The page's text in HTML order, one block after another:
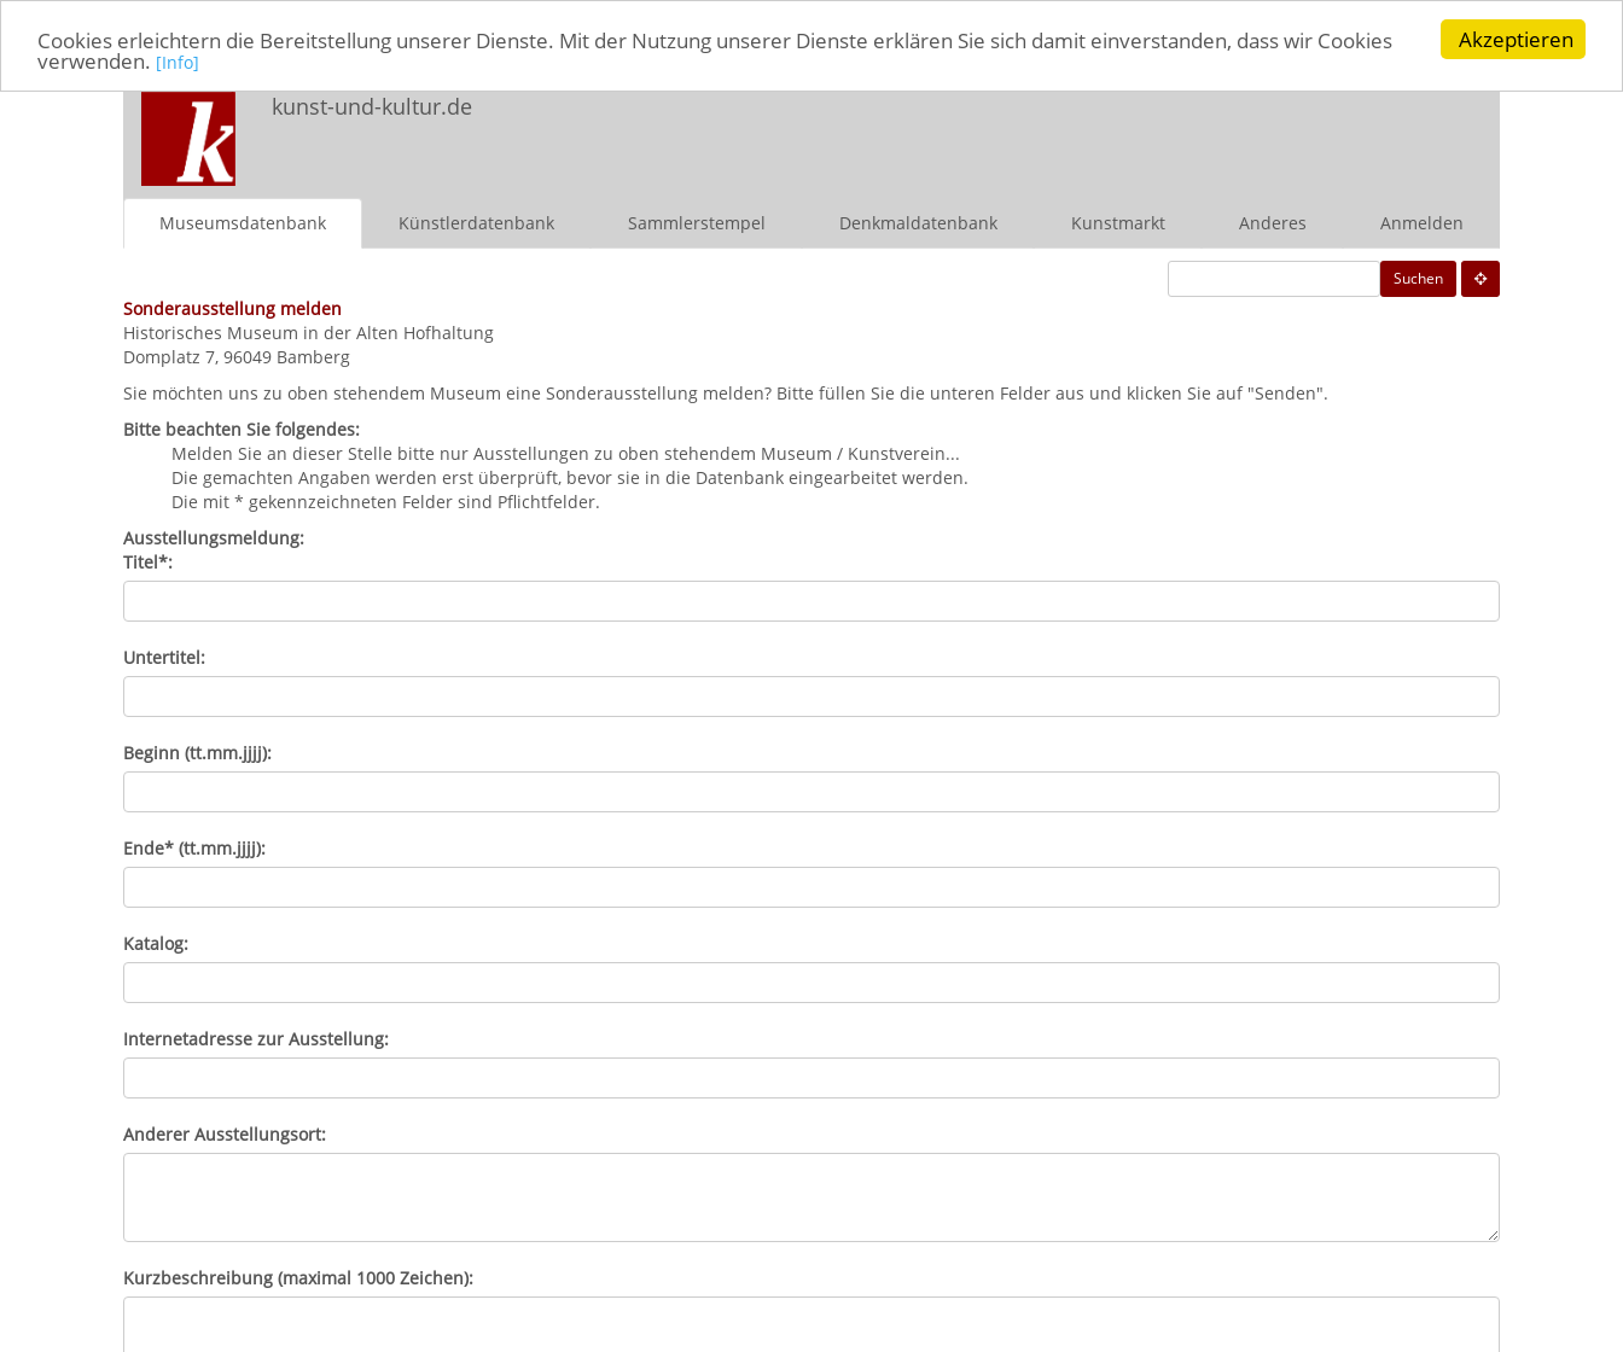
Akzeptieren
Cookies erleichtern die Bereitstellung unserer Dienste. Mit der Nutzung unserer Dienste erklären Sie sich damit einverstanden, dass wir Cookies
verwenden. [Info]
kunst-und-kultur.de
Museumsdatenbank Künstlerdatenbank Sammlerstempel Denkmaldatenbank Kunstmarkt Anderes Anmelden
Suchen
Sonderausstellung melden
Historisches Museum in der Alten Hofhaltung
Domplatz 7, 96049 Bamberg
Sie möchten uns zu oben stehendem Museum eine Sonderausstellung melden? Bitte füllen Sie die unteren Felder aus und klicken Sie auf "Senden".
Bitte beachten Sie folgendes:
Melden Sie an dieser Stelle bitte nur Ausstellungen zu oben stehendem Museum / Kunstverein...
Die gemachten Angaben werden erst überprüft, bevor sie in die Datenbank eingearbeitet werden.
Die mit * gekennzeichneten Felder sind Pflichtfelder.
Ausstellungsmeldung:
Titel*:
Untertitel:
Beginn (tt.mm.jjjj):
Ende* (tt.mm.jjjj):
Katalog:
Internetadresse zur Ausstellung:
Anderer Ausstellungsort:
Kurzbeschreibung (maximal 1000 Zeichen):